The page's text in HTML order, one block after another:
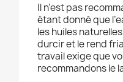
Il n’est pas
étant donné que
les huiles
durcir et le rend
travail exige que
recommandons le